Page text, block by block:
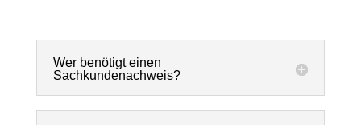
Wer benötigt einen
Sachkundenachweis?